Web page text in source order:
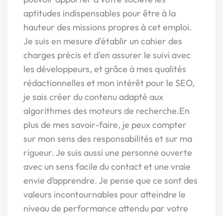
aptitudes indispensables pour être à la
hauteur des missions propres à cet emploi.
Je suis en mesure d'établir un cahier des
charges précis et d'en assurer le suivi avec
les développeurs, et grâce à mes qualités
rédactionnelles et mon intérêt pour le SEO,
je sais créer du contenu adapté aux
algorithmes des moteurs de recherche.En
plus de mes savoir-faire, je peux compter
sur mon sens des responsabilités et sur ma
rigueur. Je suis aussi une personne ouverte
avec un sens facile du contact et une vraie
envie d’apprendre. Je pense que ce sont des
valeurs incontournables pour atteindre le
niveau de performance attendu par votre